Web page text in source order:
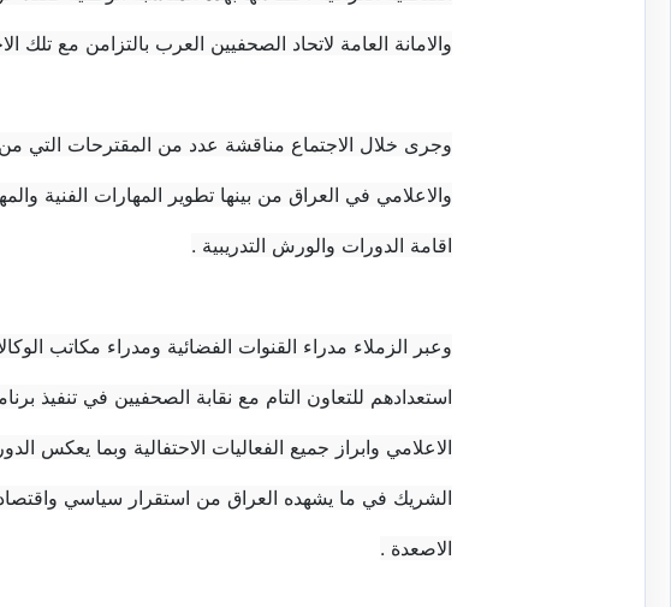
والامانة العامة لاتحاد الصحفيين العرب بالتزامن مع تلك
وجرى خلال الاجتماع مناقشة عدد من المقترحات التي من
والاعلامي في العراق من بينها تطوير المهارات الفنية
اقامة الدورات والورش التدريبية .
وعبر الزملاء مدراء القنوات الفضائية ومدراء مكاتب
استعدادهم للتعاون التام مع نقابة الصحفيين في تنفيذ
الاعلامي وابراز جميع الفعاليات الاحتفالية وبما يعكس
الشريك في ما يشهده العراق من استقرار سياسي
الاصعدة .